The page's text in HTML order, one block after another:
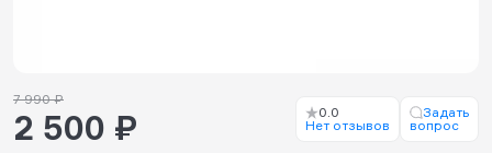
7 990 ₽
2 500 ₽
0.0
Нет отзывов
Задать
вопрос